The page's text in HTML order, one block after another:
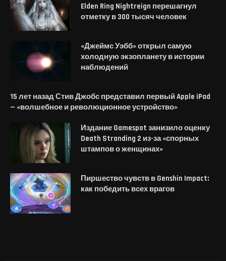
Elden Ring Nightreign перешагнул
отметку в 300 тысяч человек
«Джеймс Уэбб» открыл самую
холодную экзопланету в истории
наблюдений
15 лет назад Стив Джобс представил первый Apple iPad
— «волшебное и революционное устройство»
Издание Gamespot занизило оценку
Death Stranding 2 из-за «спорных
штампов о женщинах»
Пиршество чувств в Genshin Impact:
как победить всех врагов